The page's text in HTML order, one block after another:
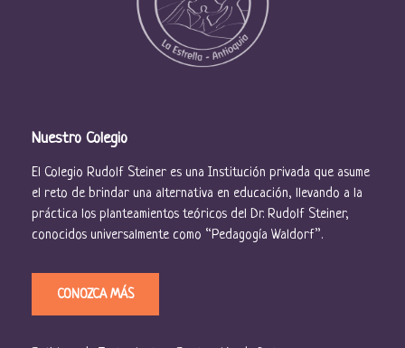
Nuestro Colegio
El Colegio Rudolf Steiner es una Institución privada que asume
el reto de brindar una alternativa en educación, llevando a la
práctica los planteamientos teóricos del Dr. Rudolf Steiner,
conocidos universalmente como “Pedagogía Waldorf”.
CONOZCA MÁS